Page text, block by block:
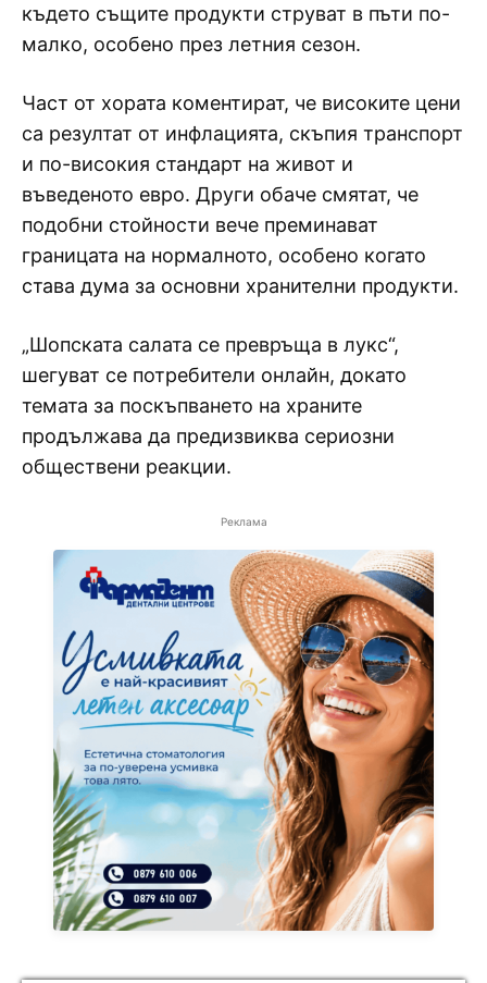
където същите продукти струват в пъти по-
малко, особено през летния сезон.
Част от хората коментират, че високите цени
са резултат от инфлацията, скъпия транспорт
и по-високия стандарт на живот и
въведеното евро. Други обаче смятат, че
подобни стойности вече преминават
границата на нормалното, особено когато
става дума за основни хранителни продукти.
„Шопската салата се превръща в лукс“,
шегуват се потребители онлайн, докато
темата за поскъпването на храните
продължава да предизвиква сериозни
обществени реакции.
Реклама